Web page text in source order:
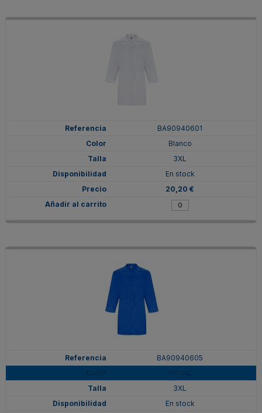
BA90940601
Blanco
3XL
En stock
20,20 €
BA90940605
3XL
En stock